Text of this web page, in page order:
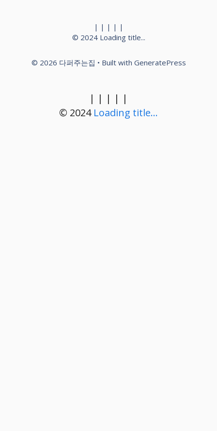
| | | | |
© 2024 Loading title...
© 2026 다퍼주는집 • Built with GeneratePress
| | | | |
© 2024 Loading title...